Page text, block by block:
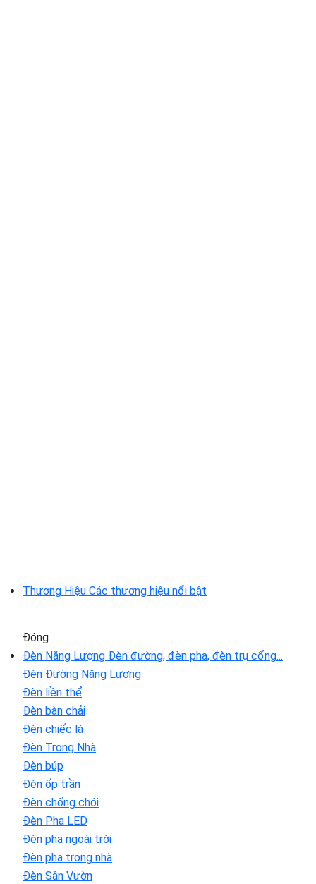
Thương Hiệu Các thương hiệu nổi bật
Đóng
Đèn Năng Lượng Đèn đường, đèn pha, đèn trụ cổng...
Đèn Đường Năng Lượng
Đèn liền thể
Đèn bàn chải
Đèn chiếc lá
Đèn Trong Nhà
Đèn búp
Đèn ốp trần
Đèn chống chói
Đèn Pha LED
Đèn pha ngoài trời
Đèn pha trong nhà
Đèn Sân Vườn